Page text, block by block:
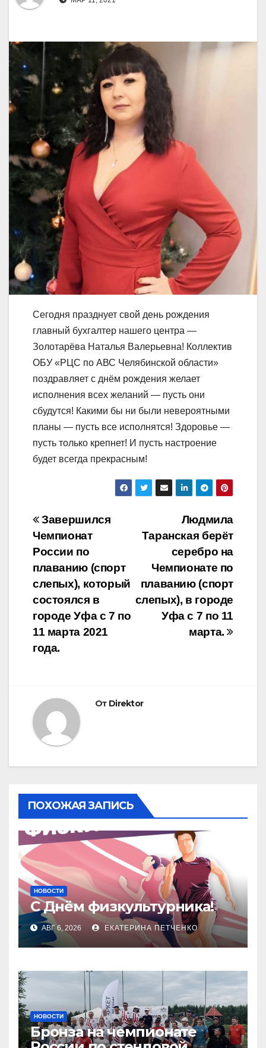
Сегодня празднует свой день рождения
главный бухгалтер нашего центра —
Золотарёва Наталья Валерьевна! Коллектив
ОБУ «РЦС по АВС Челябинской области»
поздравляет с днём рождения желает
исполнения всех желаний — пусть они
сбудутся! Какими бы ни были невероятными
планы — пусть все исполнятся! Здоровье —
пусть только крепнет! И пусть настроение
будет всегда прекрасным!
Навигация
по
записям
Людмила
Таранская берёт
серебро на
Чемпионате по
плаванию (спорт
слепых), в городе
Уфа с 7 по 11
марта.
Завершился
Чемпионат
России по
плаванию (спорт
слепых), который
состоялся в
городе Уфа с 7 по
11 марта 2021
года.
От Direktor
ПОХОЖАЯ ЗАПИСЬ
НОВОСТИ
С Днём физкультурника!
АВГ 6, 2026 ЕКАТЕРИНА ПЕТЧЕНКО
НОВОСТИ
Бронза на чемпионате